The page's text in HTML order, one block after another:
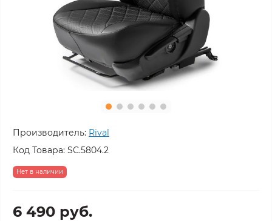
Производитель: Rival
Код Товара: SC.5804.2
Нет в наличии
6 490 руб.